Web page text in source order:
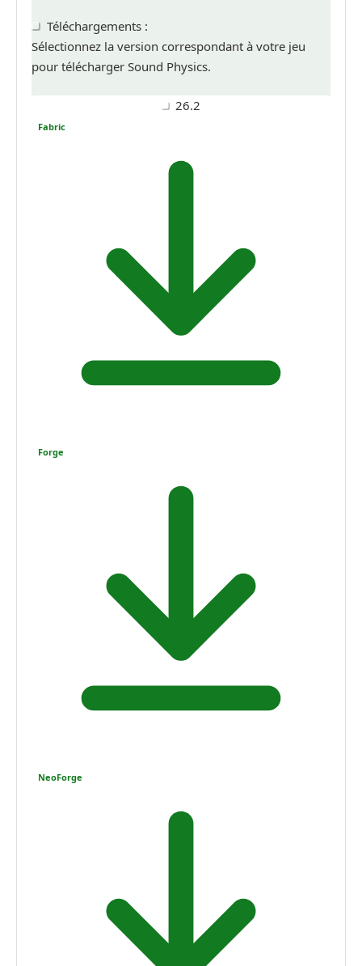
Téléchargements :
Sélectionnez la version correspondant à votre jeu
pour télécharger Sound Physics.
26.2
Fabric
Forge
NeoForge